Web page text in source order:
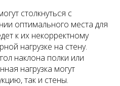
столкнуться с
оптимального места для
к их некорректному
нагрузке на стену.
наклона полки или
нагрузка могут
так и стены.